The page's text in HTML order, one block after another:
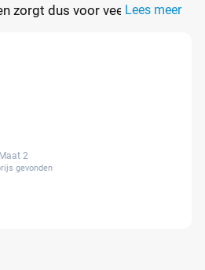
zorgt dus voor veel comfort
van hoge kortingen want
Lees meer
Maat 2
gevonden